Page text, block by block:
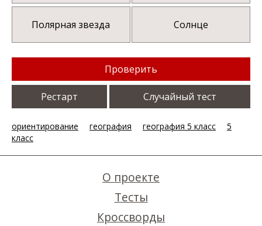
Полярная звезда Солнце
Проверить
Рестарт Случайный тест
ориентирование география география 5 класс
5
класс
О проекте
Тесты
Кроссворды